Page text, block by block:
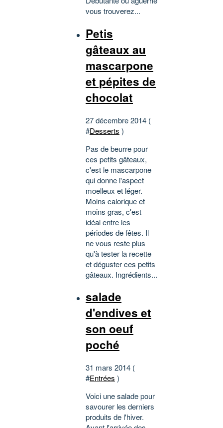
vous trouverez...
Petis
gâteaux au
mascarpone
et pépites de
chocolat
27 décembre 2014 (
#Desserts )
Pas de beurre pour
ces petits gâteaux,
c'est le mascarpone
qui donne l'aspect
moelleux et léger.
Moins calorique et
moins gras, c'est
idéal entre les
périodes de fêtes. Il
ne vous reste plus
qu'à tester la recette
et déguster ces petits
gâteaux. Ingrédients...
salade
d'endives et
son oeuf
poché
31 mars 2014 (
#Entrées )
Voici une salade pour
savourer les derniers
produits de l'hiver.